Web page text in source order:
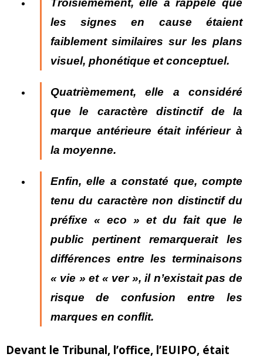
les signes en cause étaient
faiblement similaires sur les plans
visuel, phonétique et conceptuel.
Quatrièmement, elle a considéré
que le caractère distinctif de la
marque antérieure était inférieur à
la moyenne.
Enfin, elle a constaté que, compte
tenu du caractère non distinctif du
préfixe « eco » et du fait que le
public pertinent remarquerait les
différences entre les terminaisons
« vie » et « ver », il n’existait pas de
risque de confusion entre les
marques en conflit.
Devant le Tribunal, l’office, l’EUIPO, était